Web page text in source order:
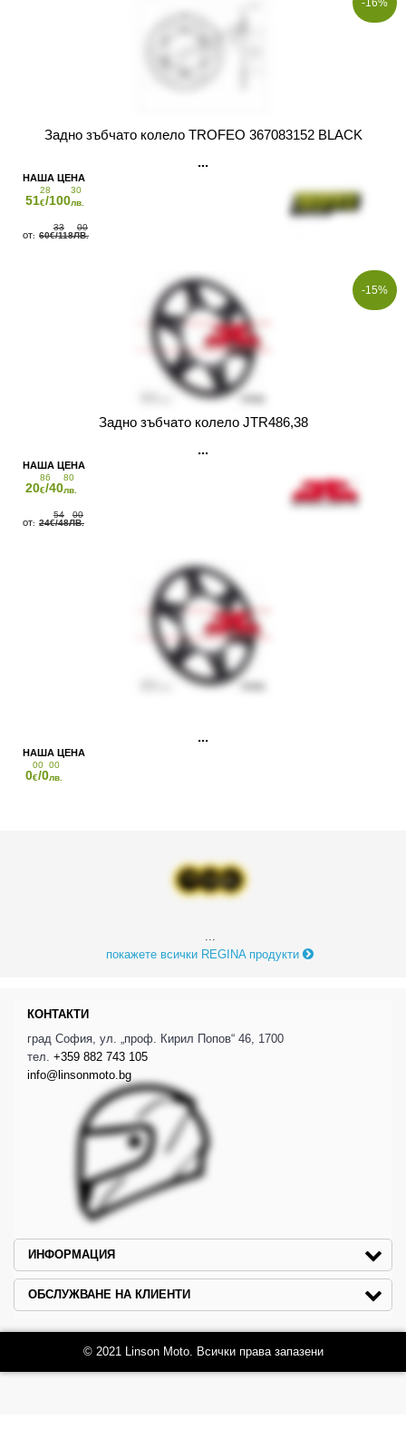
покажете всички REGINA продукти
Задно зъбчато колело TROFEO 367083152 BLACK
51
28
€/100
30
лв.
60
33
€/118
00
ЛВ.
-15%
Задно зъбчато колело JTR486,38
20
86
€/40
80
лв.
24
54
€/48
00
ЛВ.
0
00
€/0
00
лв.
КОНТАКТИ
град София, ул. „проф. Кирил Попов“ 46, 1700
тел. +359 882 743 105
info@linsonmoto.bg
ИНФОРМАЦИЯ
ОБСЛУЖВАНЕ НА КЛИЕНТИ
© 2021 Linson Moto. Всички права запазени